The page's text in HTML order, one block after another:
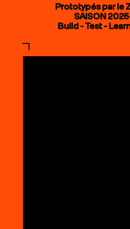
Prototypés par le
SAISON
Build - Test -